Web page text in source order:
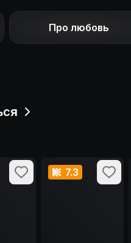
Про любовь
7.3